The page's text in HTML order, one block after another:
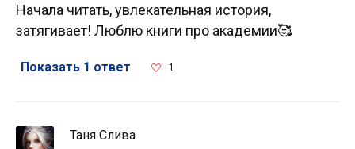
Начала читать, увлекательная история,
затягивает! Люблю книги про академии🥰
Показать 1 ответ 1
Таня Слива